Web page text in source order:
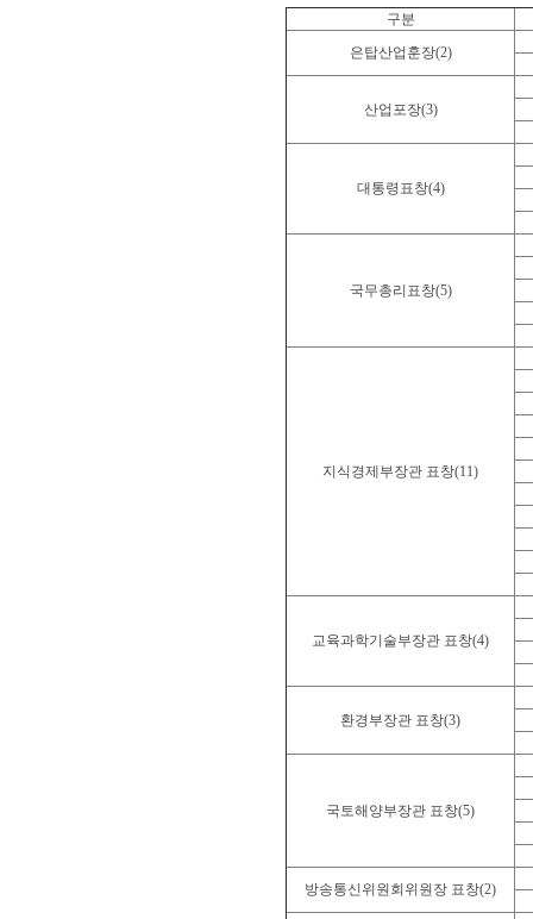
구분
은탑산업훈장(2)
산업포장(3)
대통령표창(4)
국무총리표창(5)
지식경제부장관 표창(11)
교육과학기술부장관 표창(4)
환경부장관 표창(3)
국토해양부장관 표창(5)
방송통신위원회위원장 표창(2)